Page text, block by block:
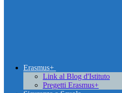
Erasmus+
Link al Blog d'Istituto
Pregetti Erasmus+